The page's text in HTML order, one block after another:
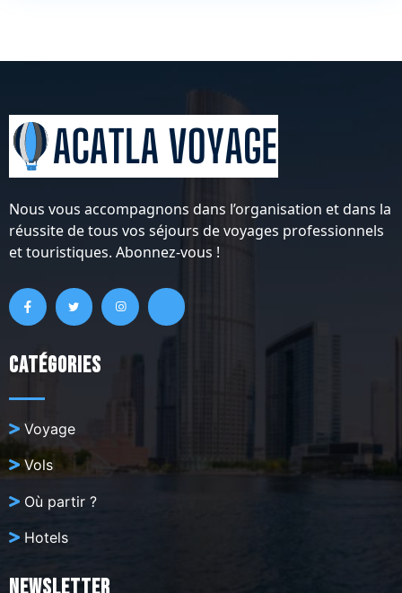
Nous vous accompagnons dans l’organisation et dans la
réussite de tous vos séjours de voyages professionnels
et touristiques. Abonnez-vous !
Catégories
Voyage
Vols
Où partir ?
Hotels